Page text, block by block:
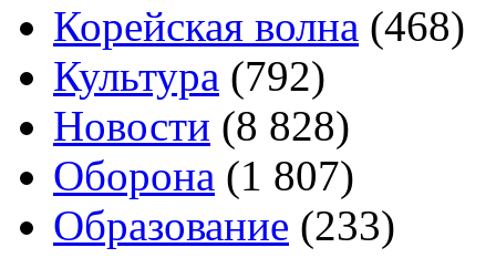
Корейская волна (468)
Культура (792)
Новости (8 828)
Оборона (1 807)
Образование (233)